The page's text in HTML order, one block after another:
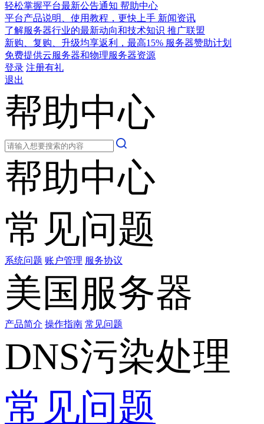
轻松掌握平台最新公告通知 帮助中心
平台产品说明、使用教程，更快上手 新闻资讯
了解服务器行业的最新动向和技术知识 推广联盟
新购、复购、升级均享返利，最高15% 服务器赞助计划
免费提供云服务器和物理服务器资源
登录 注册有礼
退出
帮助中心
帮助中心
常见问题
系统问题 账户管理 服务协议
美国服务器
产品简介 操作指南 常见问题
DNS污染处理
常见问题